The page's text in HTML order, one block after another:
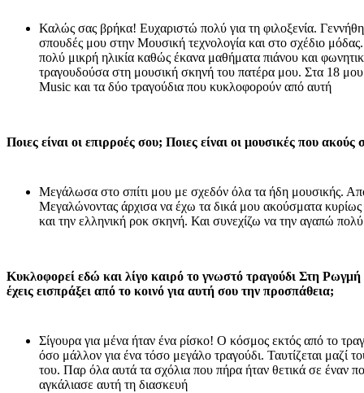
Καλώς σας βρήκα! Ευχαριστώ πολύ για τη φιλοξενία.
σπουδές μου στην Μουσική τεχνολογία και στο σχέδιο
πολύ μικρή ηλικία καθώς έκανα μαθήματα πιάνου και
τραγουδούσα στη μουσική σκηνή του πατέρα μου. Στα 18
Music και τα δύο τραγούδια που κυκλοφορούν από αυτή
Ποιες είναι οι επιρροές σου; Ποιες είναι οι μουσικές που
Μεγάλωσα στο σπίτι μου με σχεδόν όλα τα ήδη μουσικής.
Μεγαλώνοντας άρχισα να έχω τα δικά μου ακούσματα
και την ελληνική ροκ σκηνή. Και συνεχίζω να την αγαπώ πολύ
Κυκλοφορεί εδώ και λίγο καιρό το γνωστό τραγούδι Στη
έχεις εισπράξει από το κοινό για αυτή σου την προσπάθεια;
Σίγουρα για μένα ήταν ένα ρίσκο! Ο κόσμος εκτός από το
όσο μάλλον για ένα τόσο μεγάλο τραγούδι. Ταυτίζεται μαζί
του. Παρ όλα αυτά τα σχόλια που πήρα ήταν θετικά σε έναν
αγκάλιασε αυτή τη διασκευή